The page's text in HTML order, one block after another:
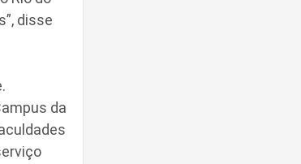
disse
da